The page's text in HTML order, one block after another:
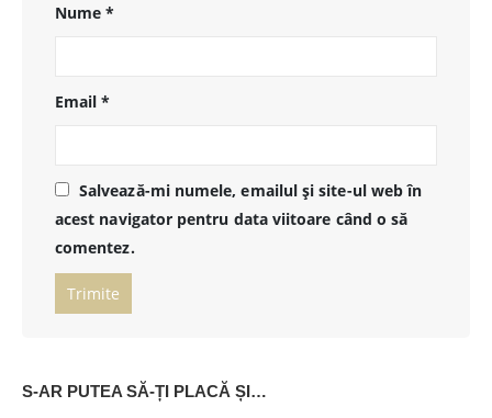
Nume*
Email*
Salvează-mi numele, emailul și site-ul web în
acest navigator pentru data viitoare când o să
comentez.
S-AR PUTEA SĂ-ȚI PLACĂ ȘI…